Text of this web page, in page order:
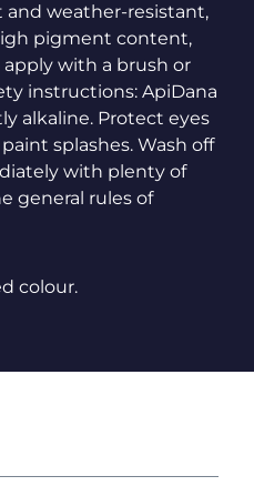
and weather-resistant,
pigment content,
with a brush or
instructions: ApiDana
alkaline. Protect eyes
splashes. Wash off
with plenty of
general rules of
colour.